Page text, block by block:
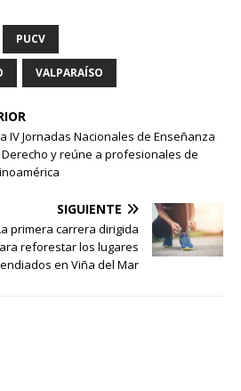
PUCV
VALPARAÍSO
IV Jornadas Nacionales de Enseñanza
Derecho y reúne a profesionales de
SIGUIENTE
primera carrera dirigida
reforestar los lugares
en Viña del Mar